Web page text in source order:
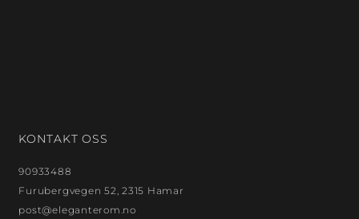
KONTAKT OSS
90933488
Furubergvegen 52, 2315 Hamar
post@eleganterom.no